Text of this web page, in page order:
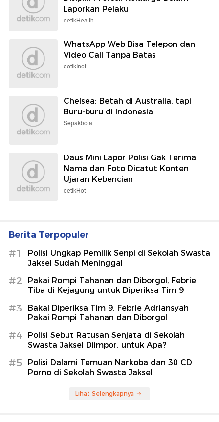
Laporkan Pelaku
detikHealth
WhatsApp Web Bisa Telepon dan
Video Call Tanpa Batas
detikInet
Chelsea: Betah di Australia, tapi
Buru-buru di Indonesia
Sepakbola
Daus Mini Lapor Polisi Gak Terima
Nama dan Foto Dicatut Konten
Ujaran Kebencian
detikHot
Berita Terpopuler
#1
Polisi Ungkap Pemilik Senpi di Sekolah Swasta
Jaksel Sudah Meninggal
#2
Pakai Rompi Tahanan dan Diborgol, Febrie
Tiba di Kejagung untuk Diperiksa Tim 9
#3
Bakal Diperiksa Tim 9, Febrie Adriansyah
Pakai Rompi Tahanan dan Diborgol
#4
Polisi Sebut Ratusan Senjata di Sekolah
Swasta Jaksel Diimpor, untuk Apa?
#5
Polisi Dalami Temuan Narkoba dan 30 CD
Porno di Sekolah Swasta Jaksel
Lihat Selengkapnya